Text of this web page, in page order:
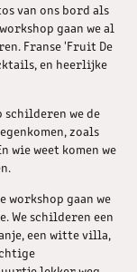
van ons bord als
gaan we al
Franse 'Fruit De
en heerlijke
schilderen we de
zoals
wie weet komen we
workshop gaan we
We schilderen een
een witte villa,